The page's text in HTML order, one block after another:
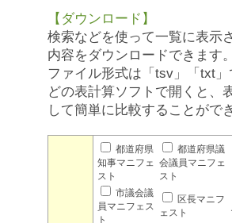
【ダウンロード】
検索などを使って一覧に表示
内容をダウンロードできます。
ファイル形式は「tsv」「txt
どの表計算ソフトで開くと、
して簡単に比較することがで
都道府県
知事マニフェ
スト
都道府県議
会議員マニフェ
スト
市議会議
員マニフェス
ト
区長マニフ
ェスト